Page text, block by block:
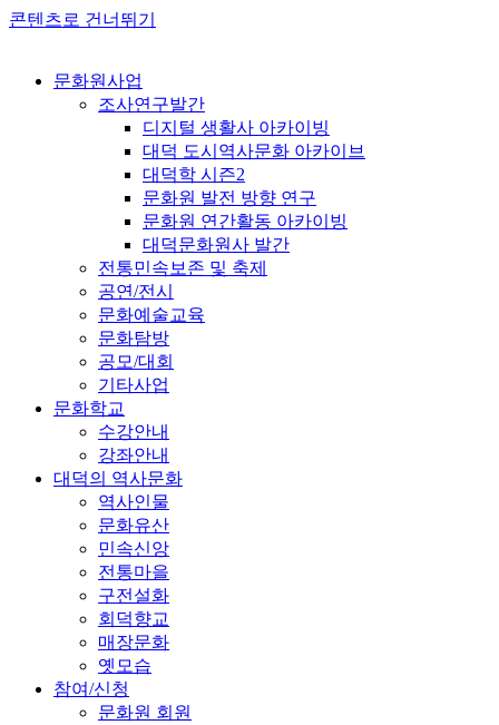
콘텐츠로 건너뛰기
문화원사업
조사연구발간
디지털 생활사 아카이빙
대덕 도시역사문화 아카이브
대덕학 시즌2
문화원 발전 방향 연구
문화원 연간활동 아카이빙
대덕문화원사 발간
전통민속보존 및 축제
공연/전시
문화예술교육
문화탐방
공모/대회
기타사업
문화학교
수강안내
강좌안내
대덕의 역사문화
역사인물
문화유산
민속신앙
전통마을
구전설화
회덕향교
매장문화
옛모습
참여/신청
문화원 회원